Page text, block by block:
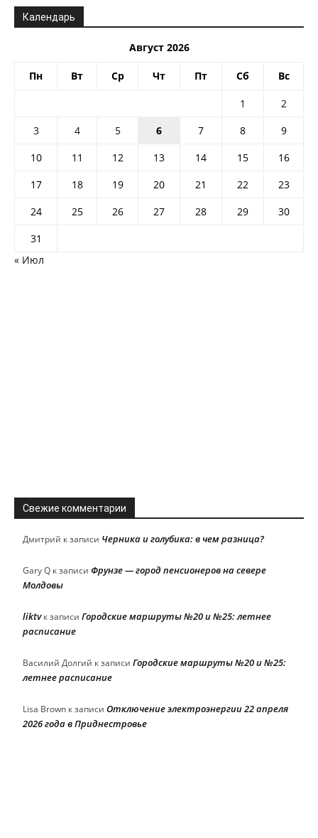
Календарь
Август 2026
Пн Вт Ср Чт Пт Сб Вс
1
2
3
4 5 6 7 8
9
10
11 12 13 14 15
16
17
18 19 20 21 22
23
24
25 26 27 28 29
30
31
« Июл
Свежие комментарии
Дмитрий к записи Черника и голубика: в чем разница?
Gary Q к записи Фрунзе — город пенсионеров на севере
Молдовы
liktvк записи Городские маршруты №20 и №25: летнее
расписание
Василий Долгий к записи Городские маршруты №20 и №25:
летнее расписание
Lisa Brown к записи Отключение электроэнергии 22 апреля
2026 года в Приднестровье